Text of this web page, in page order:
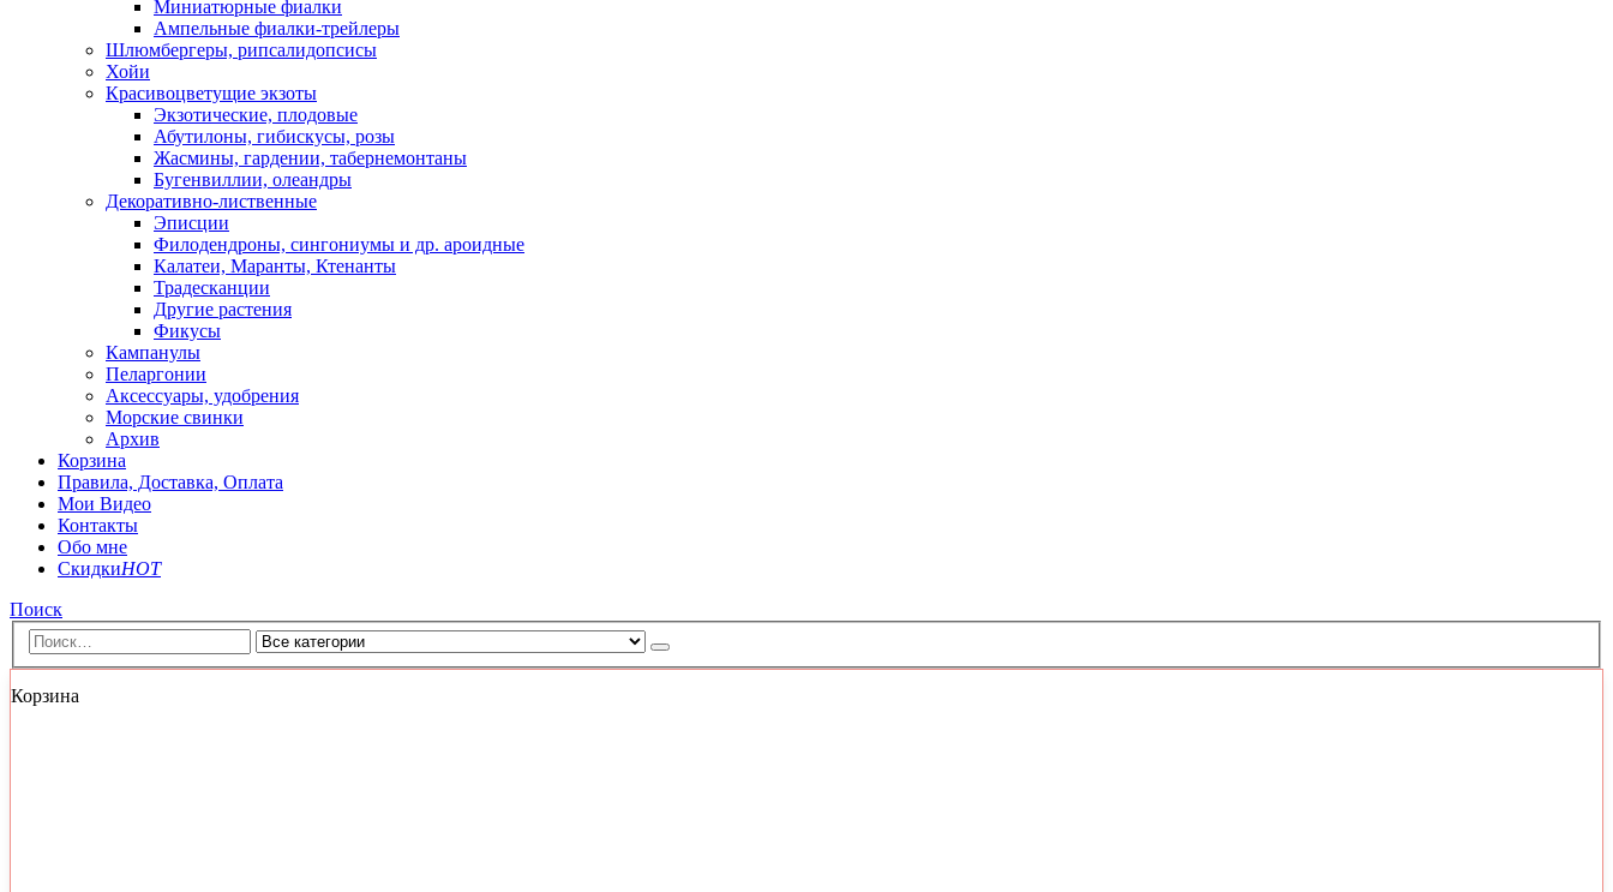
Миниатюрные фиалки
Ампельные фиалки-трейлеры
Шлюмбергеры, рипсалидопсисы
Хойи
Красивоцветущие экзоты
Экзотические, плодовые
Абутилоны, гибискусы, розы
Жасмины, гардении, табернемонтаны
Бугенвиллии, олеандры
Декоративно-лиственные
Эписции
Филодендроны, сингониумы и др. ароидные
Калатеи, Маранты, Ктенанты
Традесканции
Другие растения
Фикусы
Кампанулы
Пеларгонии
Аксессуары, удобрения
Морские свинки
Архив
Корзина
Правила, Доставка, Оплата
Мои Видео
Контакты
Обо мне
СкидкиHOT
Поиск
Корзина